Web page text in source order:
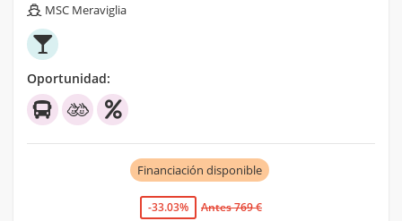
MSC Meraviglia
Oportunidad:
Financiación disponible
-33.03%
Antes 769 €